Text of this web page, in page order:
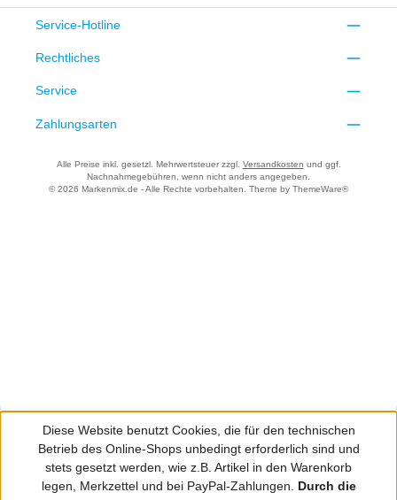
Service-Hotline
Rechtliches
Service
Zahlungsarten
Alle Preise inkl. gesetzl. Mehrwertsteuer zzgl. Versandkosten und ggf.
Nachnahmegebühren, wenn nicht anders angegeben.
© 2026 Markenmix.de - Alle Rechte vorbehalten. Theme by ThemeWare®
Diese Website benutzt Cookies, die für den technischen
Betrieb des Online-Shops unbedingt erforderlich sind und
stets gesetzt werden, wie z.B. Artikel in den Warenkorb
legen, Merkzettel und bei PayPal-Zahlungen. Durch die